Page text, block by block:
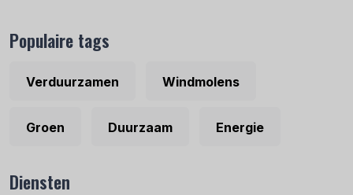
Populaire tags
Verduurzamen Windmolens
Groen Duurzaam Energie
Diensten